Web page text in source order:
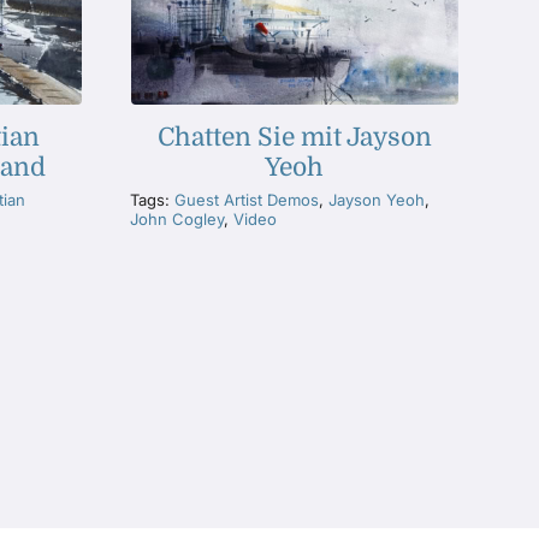
Chatten Sie mit Jayson
Yeoh
Tags:Guest Artist Demos,Jayson Yeoh,
John Cogley,Video